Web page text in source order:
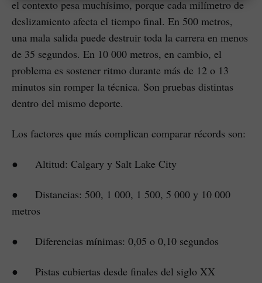
el contexto pesa muchísimo, porque cada milímetro de
deslizamiento afecta el tiempo final. En 500 metros,
una mala salida puede destruir toda la carrera en menos
de 35 segundos. En 10 000 metros, en cambio, el
problema es sostener ritmo durante más de 12 o 13
minutos sin romper la técnica. Son pruebas distintas
dentro del mismo deporte.
Los factores que más complican comparar récords son:
● Altitud: Calgary y Salt Lake City
● Distancias: 500, 1 000, 1 500, 5 000 y 10 000
metros
● Diferencias mínimas: 0,05 o 0,10 segundos
● Pistas cubiertas desde finales del siglo XX